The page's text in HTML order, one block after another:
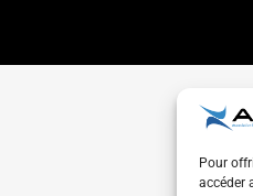
Pour
accéder